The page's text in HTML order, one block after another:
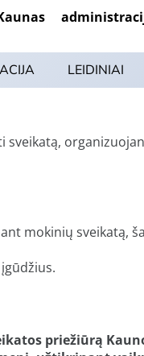
LEIDINIAI
mokinių sveikatą,
priežiūrą